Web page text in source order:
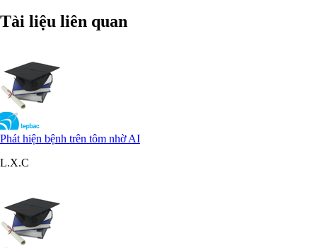
Tài liệu liên quan
Phát hiện bệnh trên tôm nhờ AI
L.X.C